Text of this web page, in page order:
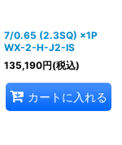
7/0.65 (2.3SQ) ×1P
WX-2-H-J2-IS
135,190円(税込)
カートに入れる